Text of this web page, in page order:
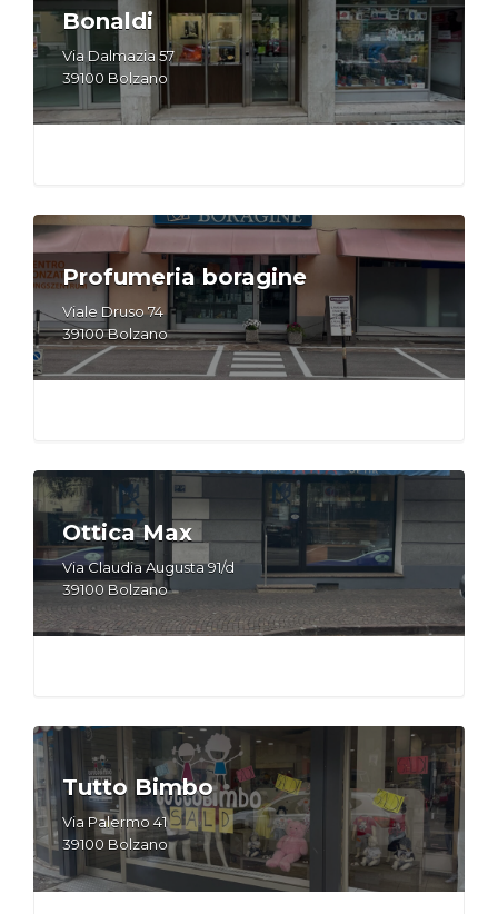
Bonaldi
Via Dalmazia 57
39100 Bolzano
Profumeria boragine
Viale Druso 74
39100 Bolzano
Ottica Max
Via Claudia Augusta 91/d
39100 Bolzano
Tutto Bimbo
Via Palermo 41
39100 Bolzano